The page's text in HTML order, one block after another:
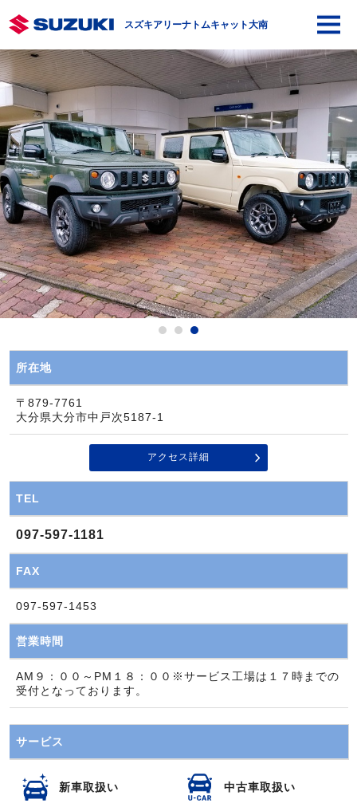
スズキアリーナトムキャット大南
所在地
〒879-7761
大分県大分市中戸次5187-1
アクセス詳細
TEL
097-597-1181
FAX
097-597-1453
営業時間
AM９：００～PM１８：００※サービス工場は１７時までの
受付となっております。
サービス
新車取扱い 中古車取扱い